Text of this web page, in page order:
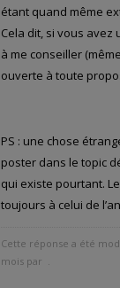
étant quand même
Cela dit, si vous avez
à me conseiller
ouverte à toute
PS : une chose
poster dans le topic
qui existe pourtant.
toujours à celui de
Cette réponse a été
mois par .